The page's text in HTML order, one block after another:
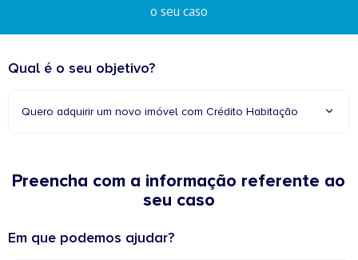
o seu caso
Qual é o seu objetivo?
Quero adquirir um novo imóvel com Crédito Habitação
Preencha com a informação referente ao
seu caso
Em que podemos ajudar?